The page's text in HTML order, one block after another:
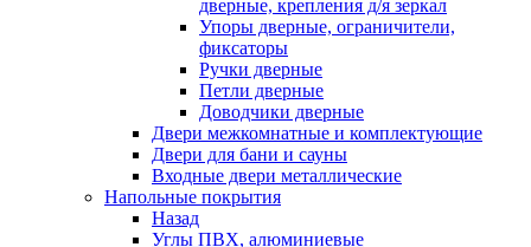
дверные, крепления д/я зеркал
Упоры дверные, ограничители,
фиксаторы
Ручки дверные
Петли дверные
Доводчики дверные
Двери межкомнатные и комплектующие
Двери для бани и сауны
Входные двери металлические
Напольные покрытия
Назад
Углы ПВХ, алюминиевые